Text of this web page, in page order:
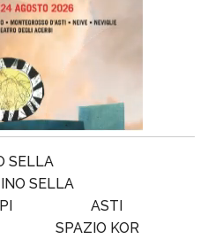
SELLA
SELLA
ASTI
SPAZIO KOR